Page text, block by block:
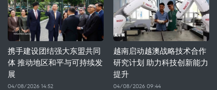
携手建设团结强大东盟共同
体 推动地区和平与可持续发
展
04/08/2026 14:52
越南启动越澳战略技术合作
研究计划 助力科技创新能力
提升
04/08/2026 09:44